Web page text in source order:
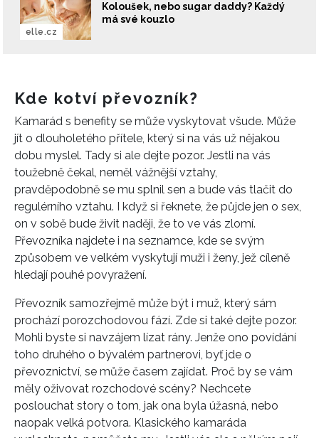
Koloušek, nebo sugar daddy? Každý
má své kouzlo
elle.cz
Kde kotví převozník?
Kamarád s benefity se může vyskytovat všude. Může
jít o dlouholetého přítele, který si na vás už nějakou
dobu myslel. Tady si ale dejte pozor. Jestli na vás
toužebně čekal, neměl vážnější vztahy,
pravděpodobně se mu splnil sen a bude vás tlačit do
regulérního vztahu. I když si řeknete, že půjde jen o sex,
on v sobě bude živit naději, že to ve vás zlomí.
Převozníka najdete i na seznamce, kde se svým
způsobem ve velkém vyskytují muži i ženy, jež cíleně
hledají pouhé povyražení.
Převozník samozřejmě může být i muž, který sám
prochází porozchodovou fází. Zde si také dejte pozor.
Mohli byste si navzájem lízat rány. Jenže ono povídání
toho druhého o bývalém partnerovi, byť jde o
převoznictví, se může časem zajídat. Proč by se vám
měly oživovat rozchodové scény? Nechcete
poslouchat story o tom, jak ona byla úžasná, nebo
naopak velká potvora. Klasického kamaráda